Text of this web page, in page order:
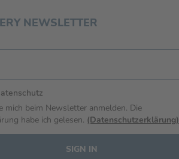
NEWSLETTER
mich beim Newsletter anmelden. Die
habe ich gelesen. (Datenschutzerklärung)
SIGN IN